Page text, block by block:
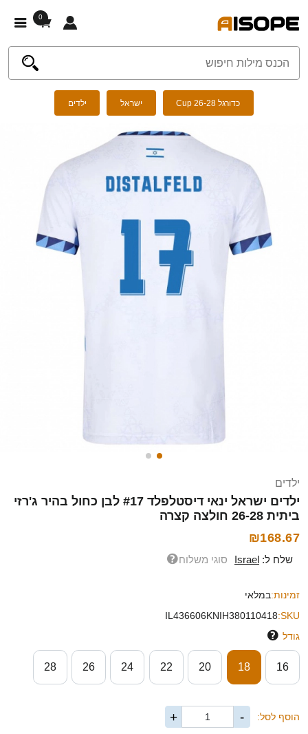
0
כדורגל Cup 26-28 ישראל ילדים
ילדים
ילדים ישראל ינאי דיסטלפלד #17 לבן כחול בהיר ג'רזי
ביתית 26-28 חולצה קצרה
₪168.67
שלח ל: Israel סוגי משלוח
זמינות:במלאי
SKU:
IL436606KNIH380110418
גודל
16
18
20
22
24
26
28
הוסף לסל: -
+